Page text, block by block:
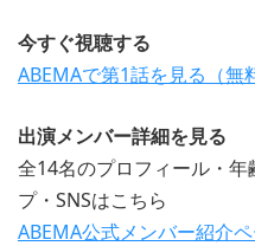
今すぐ視聴する
ABEMAで第1話を見る（無
出演メンバー詳細を見る
全14名のプロフィール・
プ・SNSはこちら
ABEMA公式メンバー紹介